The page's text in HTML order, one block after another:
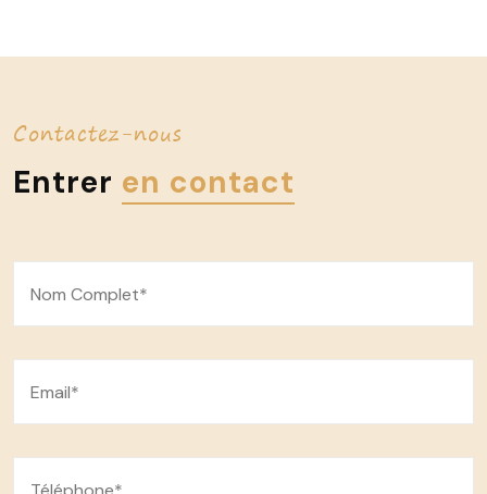
Contactez-nous
Entrer en contact